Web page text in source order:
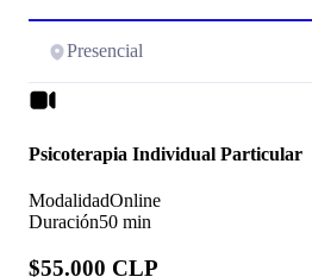
Presencial
Psicoterapia Individual Particular
ModalidadOnline
Duración50 min
$55.000 CLP